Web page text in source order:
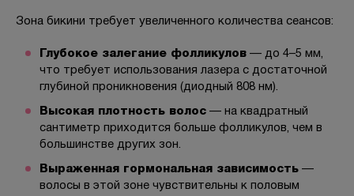
Зона бикини требует увеличенного количества сеансов:
Глубокое залегание фолликулов — до 4–5 мм,
что требует использования лазера с достаточной
глубиной проникновения (диодный 808 нм).
Высокая плотность волос — на квадратный
сантиметр приходится больше фолликулов, чем в
большинстве других зон.
Выраженная гормональная зависимость —
волосы в этой зоне чувствительны к половым